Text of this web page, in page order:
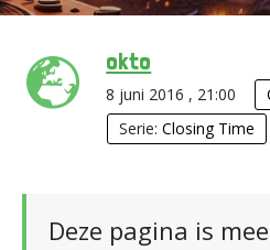
okto
8 juni 2016 , 21:00
Serie:Closing Time
Deze pagina is